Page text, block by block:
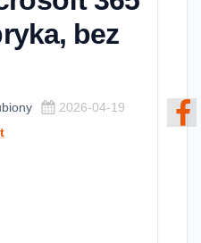
bez
2026-04-19